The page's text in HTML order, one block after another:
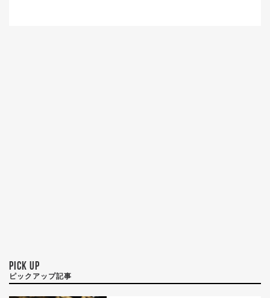
PICK UP
ピックアップ記事